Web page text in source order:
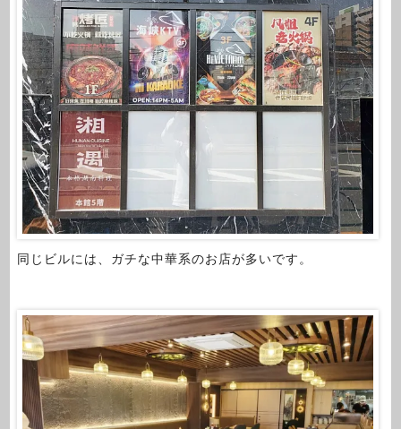
同じビルには、ガチな中華系のお店が多いです。